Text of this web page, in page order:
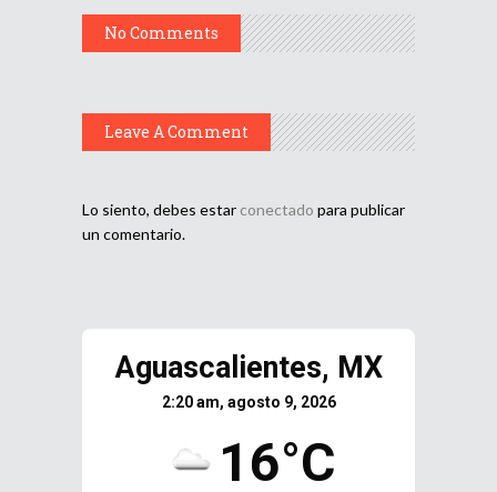
No Comments
Leave A Comment
Lo siento, debes estar conectado para publicar
un comentario.
Aguascalientes, MX
2:20 am, agosto 9, 2026
16°C